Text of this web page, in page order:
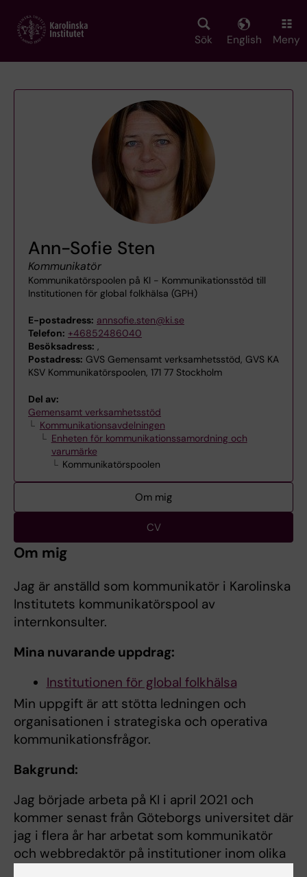
main
Sök English Meny
Ann-Sofie Sten
Kommunikatör
Kommunikatörspoolen på KI - Kommunikationsstöd till
Institutionen för global folkhälsa (GPH)
E-postadress: annsofie.sten@ki.se
Telefon: +46852486040
Besöksadress: ,
Postadress: GVS Gemensamt verksamhetsstöd, GVS KA
KSV Kommunikatörspoolen, 171 77 Stockholm
Del av:
Gemensamt verksamhetsstöd
Kommunikationsavdelningen
Enheten för kommunikationssamordning och
varumärke
Kommunikatörspoolen
Om mig
CV
Om mig
Jag är anställd som kommunikatör i Karolinska
Institutets kommunikatörspool av
internkonsulter.
Mina nuvarande uppdrag:
Institutionen för global folkhälsa
Min uppgift är att stötta ledningen och
organisationen i strategiska och operativa
kommunikationsfrågor.
Bakgrund:
Jag började arbeta på KI i april 2021 och
kommer senast från Göteborgs universitet där
jag i flera år har arbetat som kommunikatör
och webbredaktör på institutioner inom olika